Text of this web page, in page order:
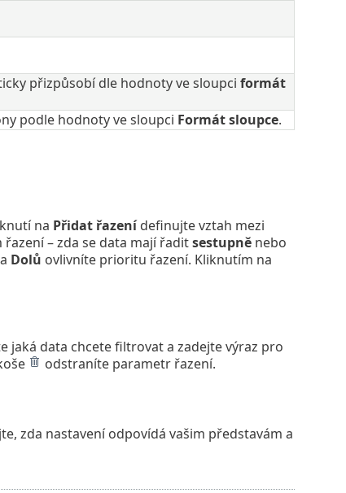
přizpůsobí dle hodnoty ve sloupci formát
podle hodnoty ve sloupci Formát sloupce.
na Přidat řazenídefinujte vztah mezi
– zda se data mají řaditsestupněnebo
a Dolů ovlivníte prioritu řazení. Kliknutím na
jaká data chcete filtrovat a zadejte výraz pro
odstraníte parametr řazení.
zda nastavení odpovídá vašim představám a